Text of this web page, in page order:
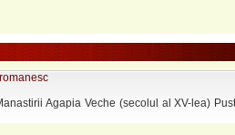
Agapia Veche (secolul al XV-lea)